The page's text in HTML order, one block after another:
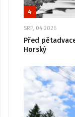
4
SRP, 04 2026
Před
Horský